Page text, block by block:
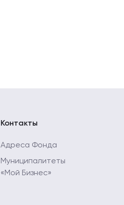
Контакты
Адреса Фонда
Муниципалитеты
«Мой Бизнес»